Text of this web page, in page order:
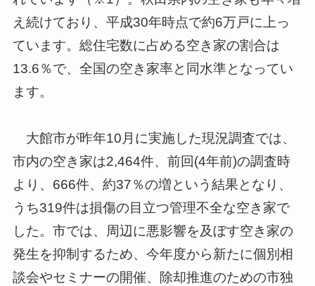
え続けており、平成30年時点で約6万戸に上っ
ています。総住宅数に占める空き家の割合は
13.6％で、全国の空き家率と同水準となってい
ます。
大館市が昨年10月に実施した現況調査では、
市内の空き家は2,464件、前回(4年前)の調査時
より、666件、約37％の増という結果となり、
うち319件は損傷の目立つ管理不全な空き家で
した。市では、周辺に悪影響を及ぼす空き家の
発生を抑制するため、今年度から新たに個別相
談会やセミナーの開催、除却推進のための市独